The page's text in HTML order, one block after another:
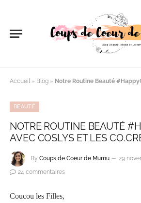
Accueil » Blog » Notre Routine Beauté #HappyCoslys
BEAUTÉ
NOTRE ROUTINE BEAUTÉ
AVEC COSLYS ET LES
By Coups de Coeur de Mumu
29
24 commentaires
Coucou les Filles,